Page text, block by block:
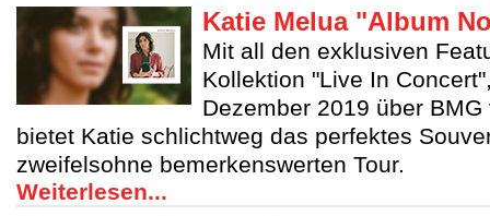
Katie Melua "Album
Mit all den exklusiven
Kollektion "Live In
Dezember 2019 über
bietet Katie schlichtweg das perfektes
zweifelsohne bemerkenswerten Tour.
Weiterlesen...